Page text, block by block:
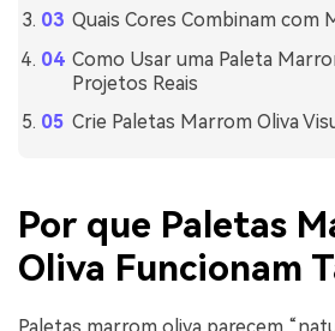
Quais Cores Combinam com
Como Usar uma Paleta
Projetos Reais
Crie Paletas Marrom Oliva
Por que Paletas
Oliva Funcionam